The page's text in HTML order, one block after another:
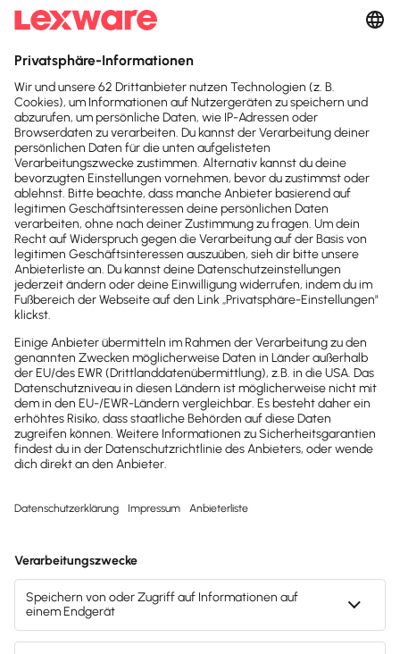
FinanzManager startet, Ihre eingespielten
Datenbanken finden Sie wie gewohnt im Dateimenü
oben links.
Inhaltsverzeichnis
Einleitung
Brauchst du weitere Hilfe?
Zur Support Suche
Drucken / PDF speichern